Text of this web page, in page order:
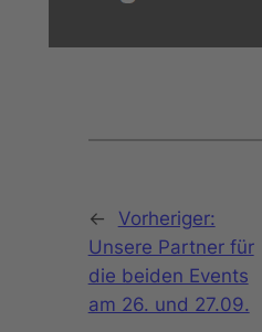
←
Vorheriger:
Unsere Partner für
die beiden Events
am 26. und 27.09.